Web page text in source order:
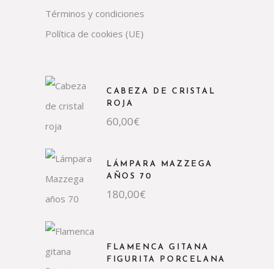
Términos y condiciones
Política de cookies (UE)
CABEZA DE CRISTAL
ROJA
60,00€
LÁMPARA MAZZEGA
AÑOS 70
180,00€
FLAMENCA GITANA
FIGURITA PORCELANA